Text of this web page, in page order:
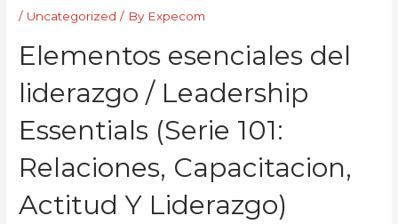
/ Uncategorized / By Expecom
Elementos esenciales del
liderazgo / Leadership
Essentials (Serie 101:
Relaciones, Capacitacion,
Actitud Y Liderazgo)